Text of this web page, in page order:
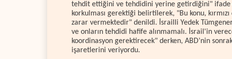
tehdit ettiğini ve tehdidini yerine getirdiğini" ifade
korkulması gerektiği belirtilerek, "Bu konu,
zarar vermektedir" denildi. İsrailli Yedek
ve onların tehdidi hafife alınmamalı. İsrail'in
koordinasyon gerektirecek" derken, ABD’nin
işaretlerini veriyordu.